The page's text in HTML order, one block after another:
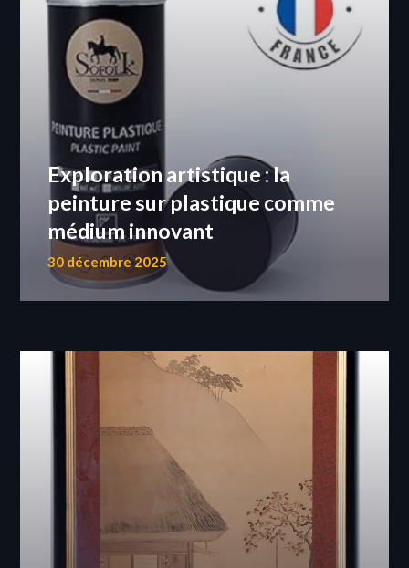
Exploration artistique : la
peinture sur plastique comme
médium innovant
30 décembre 2025